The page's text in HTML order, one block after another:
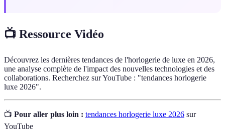
📺 Ressource Vidéo
Découvrez les dernières tendances de l'horlogerie de luxe en 2026,
une analyse complète de l'impact des nouvelles technologies et des
collaborations. Recherchez sur YouTube : "tendances horlogerie
luxe 2026".
📺 Pour aller plus loin : tendances horlogerie luxe 2026 sur
YouTube